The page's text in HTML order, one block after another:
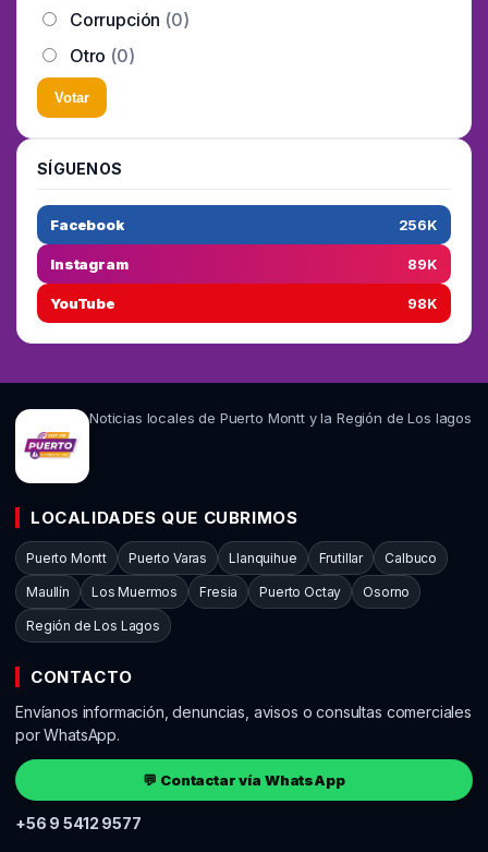
Corrupción (0)
Otro (0)
Votar
SÍGUENOS
Facebook 256K
Instagram 89K
YouTube 98K
Noticias locales de Puerto Montt y la Región de Los lagos
LOCALIDADES QUE CUBRIMOS
Puerto Montt Puerto Varas Llanquihue Frutillar Calbuco
Maullín Los Muermos Fresia Puerto Octay Osorno
Región de Los Lagos
CONTACTO
Envíanos información, denuncias, avisos o consultas comerciales
por WhatsApp.
💬 Contactar vía WhatsApp
+56 9 5412 9577